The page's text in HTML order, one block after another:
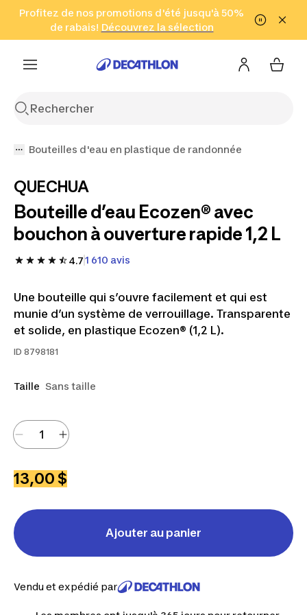
Aller à la recherche Aller au contenu Aller au pied de
Profitez de nos promotions d'été jusqu'à 50%
de rabais! Découvrez la sélection
Cliquez ici
en seulement 2 h!
(Zones sélectionnées)
Bouteilles d'eau en plastique de randonnée
QUECHUA
Bouteille d’eau Ecozen® avec
bouchon à ouverture rapide 1,2 L
4.71 610 avis
Une bouteille qui s’ouvre facilement et qui est
munie d’un système de verrouillage. Transparente
et solide, en plastique Ecozen® (1,2 L).
ID 8798181
Taille Sans taille
13,00 $
Ajouter au panier
Vendu et expédié par